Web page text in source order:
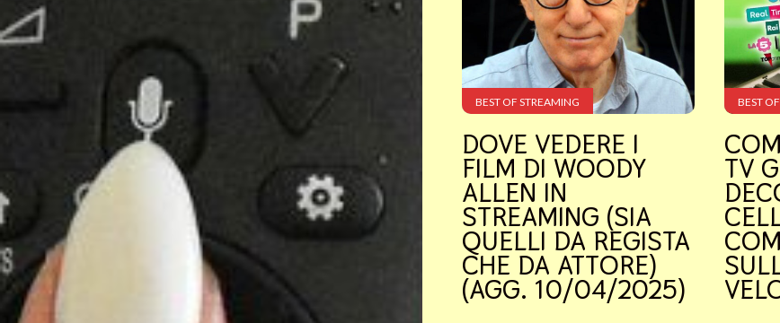
Viaggi
Tecnologia
Psicologia
Relazioni
Sesso
Speciali
How
BEST OF STREAMING
DOVE VEDERE I
FILM DI WOODY
ALLEN IN
STREAMING (SIA
QUELLI DA REGISTA
CHE DA ATTORE)
(AGG. 10/04/2025)
BEST
TV